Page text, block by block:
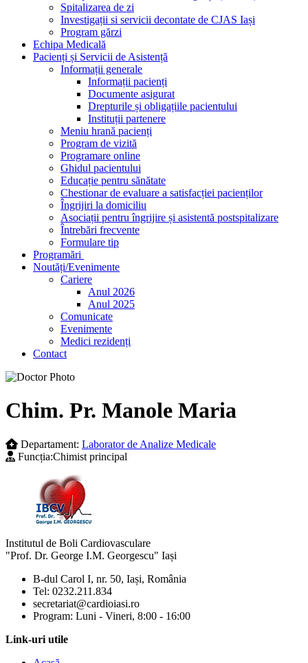
Spitalizarea de zi
Investigații si servicii decontate de CJAS Iași
Program gărzi
Echipa Medicală
Pacienți și Servicii de Asistență
Informații generale
Informații pacienți
Documente asigurat
Drepturile și obligațiile pacientului
Instituții partenere
Meniu hrană pacienți
Program de vizită
Programare online
Ghidul pacientului
Educație pentru sănătate
Chestionar de evaluare a satisfacției pacienților
Îngrijiri la domiciliu
Asociații pentru îngrijire și asistentă postspitalizare
Întrebări frecvente
Formulare tip
Programări
Noutăți/Evenimente
Cariere
Anul 2026
Anul 2025
Comunicate
Evenimente
Medici rezidenți
Contact
Skip
content
Chim. Pr. Manole Maria
Departament: Laborator de Analize Medicale
Funcția:Chimist principal
Institutul de Boli Cardiovasculare
"Prof. Dr. George I.M. Georgescu" Iași
B-dul Carol I, nr. 50, Iași, România
Tel: 0232.211.834
secretariat@cardioiasi.ro
Program: Luni - Vineri, 8:00 - 16:00
Link-uri utile